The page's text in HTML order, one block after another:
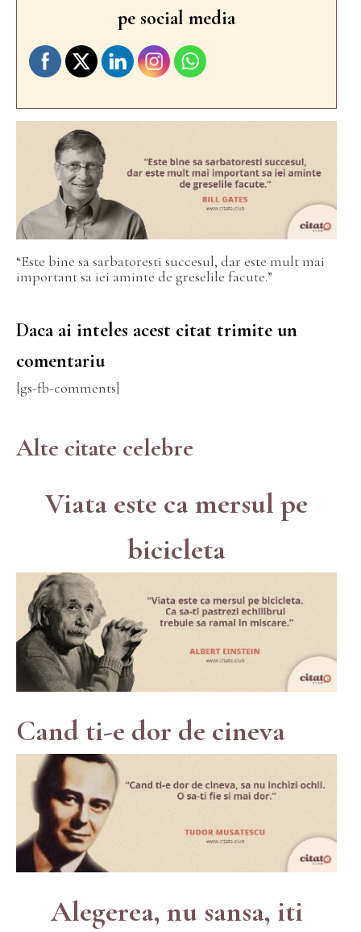
pe social media
“Este bine sa sarbatoresti succesul, dar este mult mai
important sa iei aminte de greselile facute.”
Daca ai inteles acest citat trimite un
comentariu
[gs-fb-comments]
Alte citate celebre
Viata este ca mersul pe
bicicleta
Cand ti-e dor de cineva
Alegerea, nu sansa, iti